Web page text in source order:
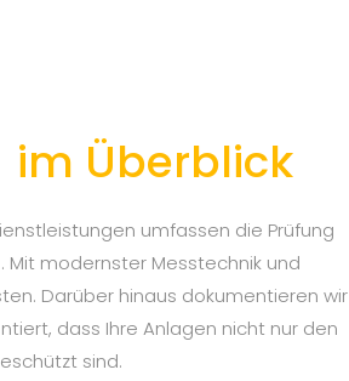
im Überblick
umfassen die Prüfung
modernster Messtechnik und
Darüber hinaus dokumentieren wir
dass Ihre Anlagen nicht nur den
sind.